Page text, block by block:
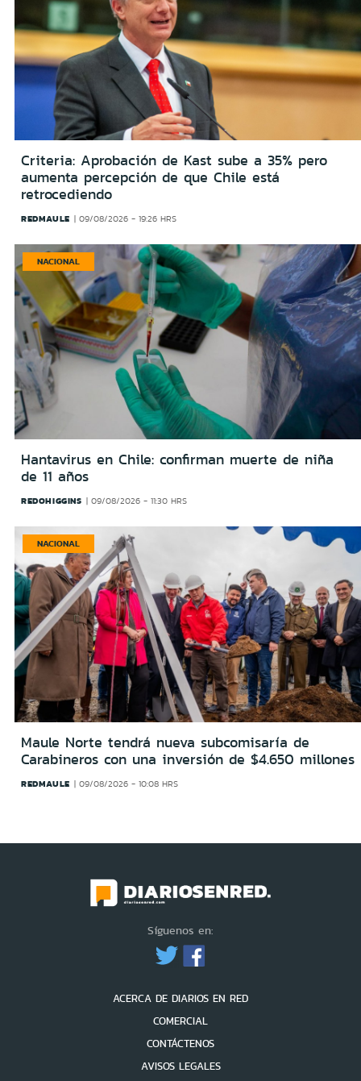
Criteria: Aprobación de Kast sube a 35% pero
aumenta percepción de que Chile está
retrocediendo
REDMAULE 09/08/2026 - 19:26 HRS
NACIONAL
Hantavirus en Chile: confirman muerte de niña
de 11 años
REDOHIGGINS 09/08/2026 - 11:30 HRS
NACIONAL
Maule Norte tendrá nueva subcomisaría de
Carabineros con una inversión de $4.650 millones
REDMAULE 09/08/2026 - 10:08 HRS
Síguenos en:
ACERCA DE DIARIOS EN RED
COMERCIAL
CONTÁCTENOS
AVISOS LEGALES